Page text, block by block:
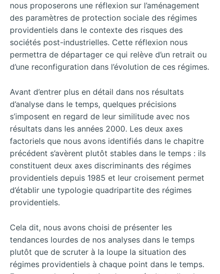
nous proposerons une réflexion sur l’aménagement
des paramètres de protection sociale des régimes
providentiels dans le contexte des risques des
sociétés post-industrielles. Cette réflexion nous
permettra de départager ce qui relève d’un retrait ou
d’une reconfiguration dans l’évolution de ces régimes.
Avant d’entrer plus en détail dans nos résultats
d’analyse dans le temps, quelques précisions
s’imposent en regard de leur similitude avec nos
résultats dans les années 2000. Les deux axes
factoriels que nous avons identifiés dans le chapitre
précédent s’avèrent plutôt stables dans le temps : ils
constituent deux axes discriminants des régimes
providentiels depuis 1985 et leur croisement permet
d’établir une typologie quadripartite des régimes
providentiels.
Cela dit, nous avons choisi de présenter les
tendances lourdes de nos analyses dans le temps
plutôt que de scruter à la loupe la situation des
régimes providentiels à chaque point dans le temps.